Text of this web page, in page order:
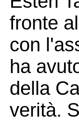
fronte
con
ha
della
verità.